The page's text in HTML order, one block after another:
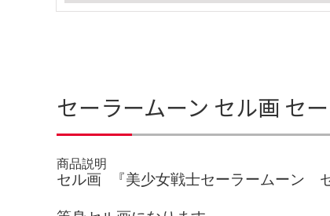
セーラームーン セル画 セ
商品説明
セル画 『美少女戦士セーラームーン